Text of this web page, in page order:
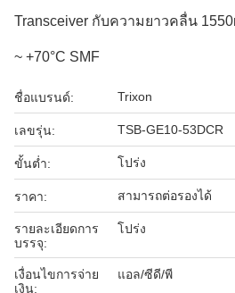
Transceiver กับความยาวคลื่น
~ +70°C SMF
ชื่อแบรนด์: Trixon
เลขรุ่น: TSB-GE10-53DCR
ขั้นต่ำ: โปร่ง
ราคา: สามารถต่อรองได้
รายละเอียดการ
บรรจุ:
โปร่ง
เงื่อนไขการจ่าย
เงิน:
แอล/ซีดี/พี